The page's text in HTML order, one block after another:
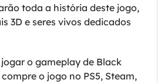
toda a história deste jogo,
3D e seres vivos dedicados
o gameplay de Black
o jogo no PS5, Steam,